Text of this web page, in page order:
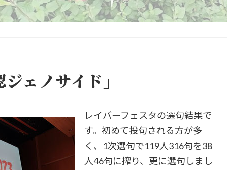
更
新
日
ェノサイド」
レイバーフェスタの選句結果で
す。初めて投句される方が多
く、1次選句で119人316句を38
人46句に搾り、更に選句しまし